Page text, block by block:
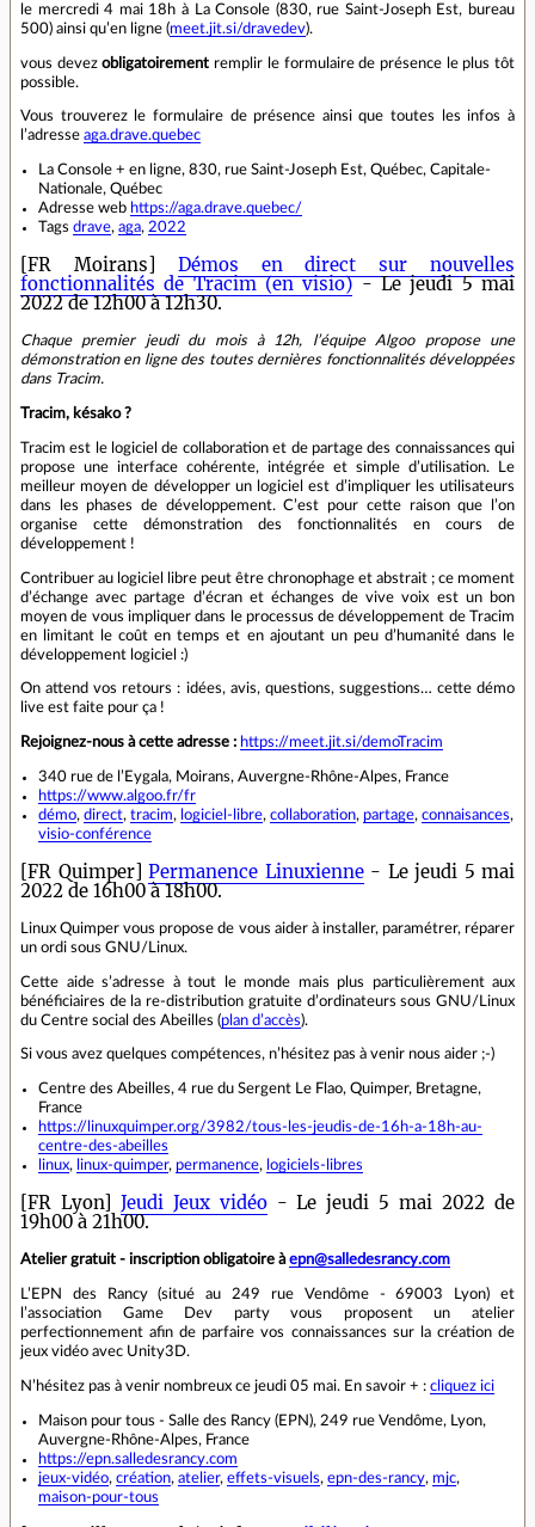
le mercredi 4 mai 18h à La Console (830, rue Saint-Joseph Est, bureau
500) ainsi qu’en ligne (meet.jit.si/dravedev).
vous devezobligatoirement remplir le formulaire de présence le plus tôt
possible.
Vous trouverez le formulaire de présence ainsi que toutes les infos à
l’adresse aga.drave.quebec
La Console + en ligne, 830, rue Saint-Joseph Est, Québec, Capitale-
Nationale, Québec
Adresse web https://aga.drave.quebec/
Tags drave, aga, 2022
[FR Moirans] Démos en direct sur nouvelles
fonctionnalités de Tracim (en visio)- Le jeudi 5 mai
2022 de 12h00 à 12h30.
Chaque premier jeudi du mois à 12h, l’équipe Algoo propose une
démonstration en ligne des toutes dernières fonctionnalités développées
dans Tracim.
Tracim, késako ?
Tracim est le logiciel de collaboration et de partage des connaissances qui
propose une interface cohérente, intégrée et simple d’utilisation. Le
meilleur moyen de développer un logiciel est d’impliquer les utilisateurs
dans les phases de développement. C’est pour cette raison que l’on
organise cette démonstration des fonctionnalités en cours de
développement !
Contribuer au logiciel libre peut être chronophage et abstrait ; ce moment
d’échange avec partage d’écran et échanges de vive voix est un bon
moyen de vous impliquer dans le processus de développement de Tracim
en limitant le coût en temps et en ajoutant un peu d’humanité dans le
développement logiciel :)
On attend vos retours : idées, avis, questions, suggestions… cette démo
live est faite pour ça !
Rejoignez-nous à cette adresse : https://meet.jit.si/demoTracim
340 rue de l’Eygala, Moirans, Auvergne-Rhône-Alpes, France
https://www.algoo.fr/fr
démo, direct, tracim, logiciel-libre, collaboration, partage, connaisances,
visio-conférence
[FR Quimper] Permanence Linuxienne- Le jeudi 5 mai
2022 de 16h00 à 18h00.
Linux Quimper vous propose de vous aider à installer, paramétrer, réparer
un ordi sous GNU/Linux.
Cette aide s’adresse à tout le monde mais plus particulièrement aux
bénéficiaires de la re-distribution gratuite d’ordinateurs sous GNU/Linux
du Centre social des Abeilles (plan d’accès).
Si vous avez quelques compétences, n’hésitez pas à venir nous aider ;-)
Centre des Abeilles, 4 rue du Sergent Le Flao, Quimper, Bretagne,
France
https://linuxquimper.org/3982/tous-les-jeudis-de-16h-a-18h-au-
centre-des-abeilles
linux, linux-quimper, permanence, logiciels-libres
[FR Lyon] Jeudi Jeux vidéo- Le jeudi 5 mai 2022 de
19h00 à 21h00.
Atelier gratuit - inscription obligatoire à epn@salledesrancy.com
L’EPN des Rancy (situé au 249 rue Vendôme - 69003 Lyon) et
l’association Game Dev party vous proposent un atelier
perfectionnement afin de parfaire vos connaissances sur la création de
jeux vidéo avec Unity3D.
N’hésitez pas à venir nombreux ce jeudi 05 mai. En savoir + : cliquez ici
Maison pour tous - Salle des Rancy (EPN), 249 rue Vendôme, Lyon,
Auvergne-Rhône-Alpes, France
https://epn.salledesrancy.com
jeux-vidéo, création, atelier, effets-visuels, epn-des-rancy, mjc,
maison-pour-tous